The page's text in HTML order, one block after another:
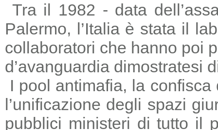
Tra il 1982 - data
Palermo, l’Italia è stata il
collaboratori che hanno poi
d’avanguardia dimostratesi
I pool antimafia, la
l’unificazione degli spazi
pubblici ministeri di tutto il